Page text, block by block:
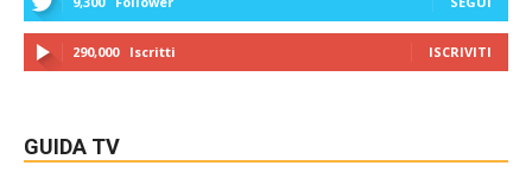
290,000 Iscritti ISCRIVITI
GUIDA TV